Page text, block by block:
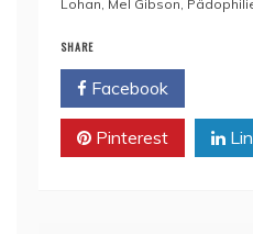
Lohan Mel Gibson
SHARE
Facebook
Pinterest